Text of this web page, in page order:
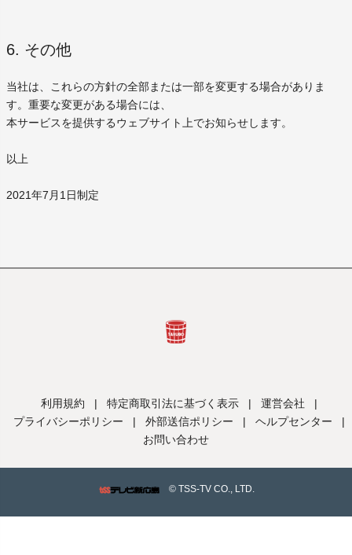
6. その他
当社は、これらの方針の全部または一部を変更する場合がありま
す。重要な変更がある場合には、
本サービスを提供するウェブサイト上でお知らせします。
以上
2021年7月1日制定
利用規約 | 特定商取引法に基づく表示 | 運営会社
|
プライバシーポリシー
| 外部送信ポリシー | ヘルプセンター
|
お問い合わせ
© TSS-TV CO., LTD.